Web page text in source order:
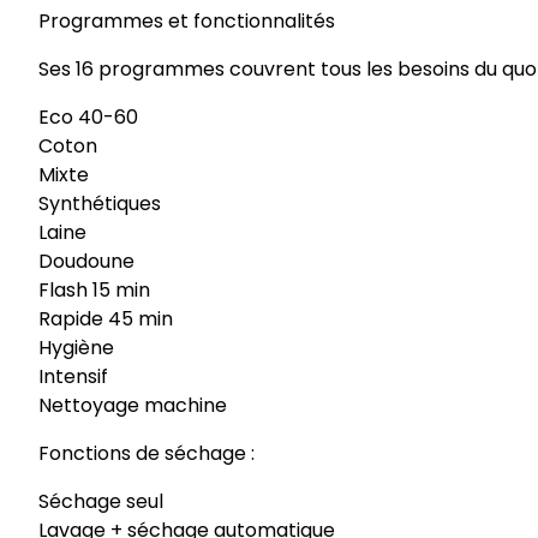
Programmes et fonctionnalités
Ses 16 programmes couvrent tous les besoins du
Eco 40-60
Coton
Mixte
Synthétiques
Laine
Doudoune
Flash 15 min
Rapide 45 min
Hygiène
Intensif
Nettoyage machine
Fonctions de séchage :
Séchage seul
Lavage + séchage automatique